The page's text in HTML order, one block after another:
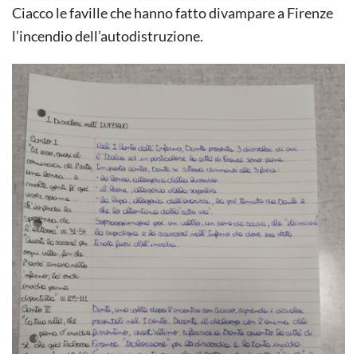
Ciacco le faville che hanno fatto divampare a Firenze
l’incendio dell’autodistruzione.